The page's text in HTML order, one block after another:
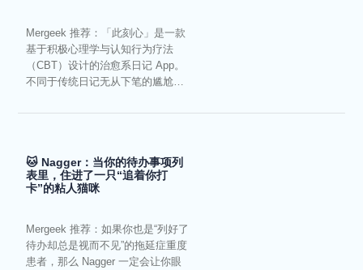
Mergeek 推荐：「此刻心」是一款
基于积极心理学与认知行为疗法
（CBT）设计的治愈系日记 App。
不同于传统日记无从下笔的尴尬，
🐱 Nagger：当你的待办事项列
表里，住进了一只“追着你打
卡”的粘人猫咪
Mergeek 推荐：如果你也是“列好了
待办却总是视而不见”的拖延症重度
患者，那么 Nagger 一定会让你眼